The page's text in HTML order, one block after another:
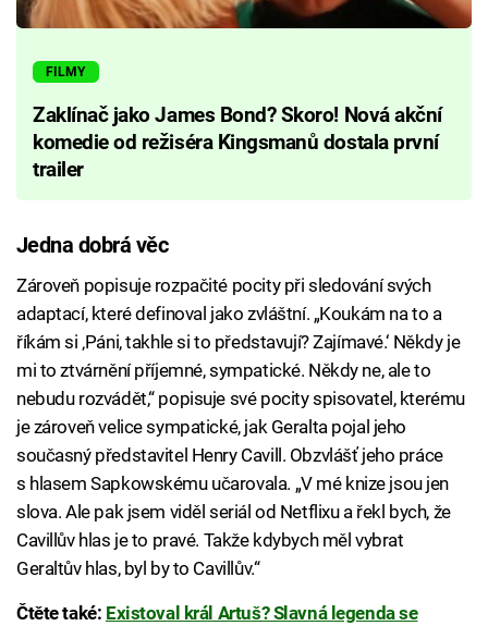
FILMY
Zaklínač jako James Bond? Skoro! Nová akční
komedie od režiséra Kingsmanů dostala první
trailer
Jedna dobrá věc
Zároveň popisuje rozpačité pocity při sledování svých
adaptací, které definoval jako zvláštní. „Koukám na to a
říkám si ‚Páni, takhle si to představují? Zajímavé.‘ Někdy je
mi to ztvárnění příjemné, sympatické. Někdy ne, ale to
nebudu rozvádět,“ popisuje své pocity spisovatel, kterému
je zároveň velice sympatické, jak Geralta pojal jeho
současný představitel Henry Cavill. Obzvlášť jeho práce
s hlasem Sapkowskému učarovala. „V mé knize jsou jen
slova. Ale pak jsem viděl seriál od Netflixu a řekl bych, že
Cavillův hlas je to pravé. Takže kdybych měl vybrat
Geraltův hlas, byl by to Cavillův.“
Čtěte také: Existoval král Artuš? Slavná legenda se